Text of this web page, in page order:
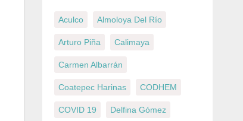
Aculco Almoloya Del Río
Arturo Piña Calimaya
Carmen Albarrán
Coatepec Harinas CODHEM
COVID 19 Delfina Gómez